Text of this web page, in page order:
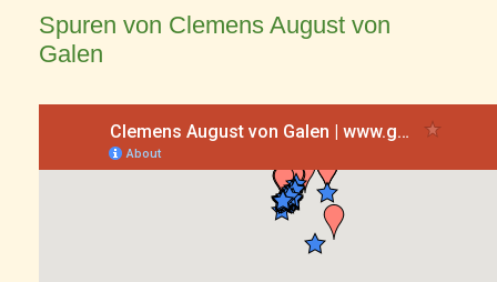
Spuren von Clemens August von
Galen